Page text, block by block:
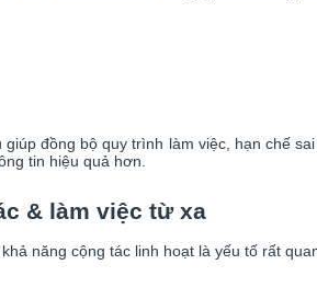
đồng bộ quy trình làm việc, hạn chế
tin hiệu quả hơn.
& làm việc từ xa
năng cộng tác linh hoạt là yếu tố rất